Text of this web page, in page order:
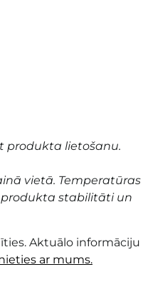
produkta lietošanu.
vietā. Temperatūras
stabilitāti un
Aktuālo informāciju
ar mums.